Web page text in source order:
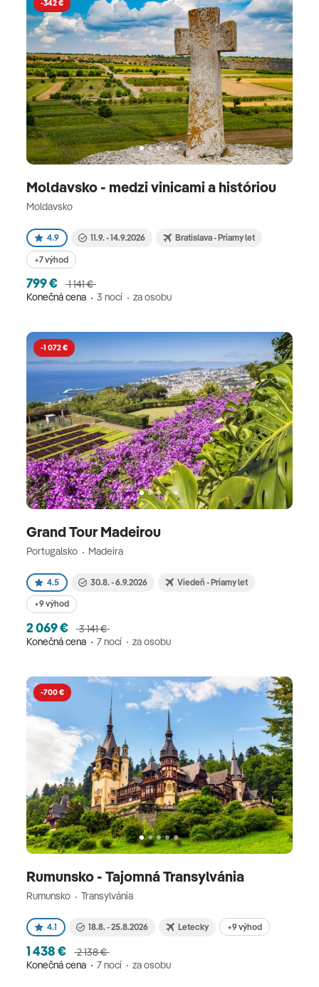
-342 €
Moldavsko - medzi vinicami a históriou
Moldavsko
4.9 11.9. - 14.9.2026 Bratislava - Priamy let
+7 výhod
799 €
1 141 €
Konečná cena
3 nocí za osobu
-1 072 €
Grand Tour Madeirou
Portugalsko Madeira
4.5 30.8. - 6.9.2026 Viedeň - Priamy let
+9 výhod
2 069 €
3 141 €
Konečná cena
7 nocí za osobu
-700 €
Rumunsko - Tajomná Transylvánia
Rumunsko Transylvánia
4.1 18.8. - 25.8.2026 Letecky +9 výhod
1 438 €
2 138 €
Konečná cena
7 nocí za osobu